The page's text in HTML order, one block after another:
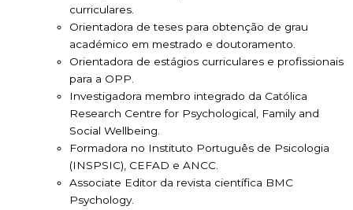
curriculares.
Orientadora de teses para obtenção de grau
académico em mestrado e doutoramento.
Orientadora de estágios curriculares e profissionais
para a OPP.
Investigadora membro integrado da Católica
Research Centre for Psychological, Family and
Social Wellbeing.
Formadora no Instituto Português de Psicologia
(INSPSIC), CEFAD e ANCC.
Associate Editor da revista científica BMC
Psychology.